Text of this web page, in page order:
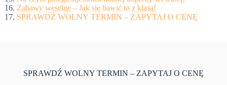
Zabawy weselne – Jak się bawić to z klasą!
SPRAWDŹ WOLNY TERMIN – ZAPYTAJ O CENĘ
SPRAWDŹ WOLNY TERMIN – ZAPYTAJ O CENĘ